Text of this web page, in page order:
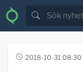
2018-10-31 08:30